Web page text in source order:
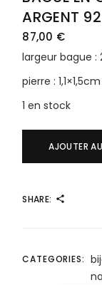
ARGENT
87,00 €
largeur bague :
pierre : 1,1×1,5cm
1 en stock
AJOUTER
SHARE:
CATEGORIES: